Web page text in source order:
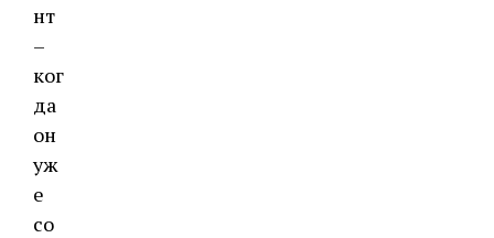
нт
–
ког
да
он
уж
е
со